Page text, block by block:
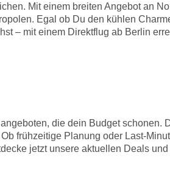
Mit einem breiten Angebot an
Egal ob Du den kühlen
– mit einem Direktflug ab Berlin
die dein Budget schonen.
frühzeitige Planung oder Last-
jetzt unsere aktuellen Deals